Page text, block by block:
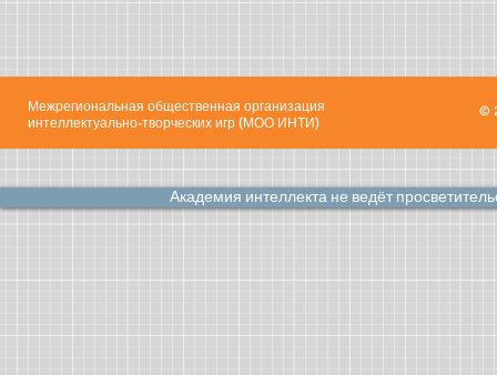
Межрегиональная общественная организация
интеллектуально-творческих игр (МОО ИНТИ)
©
Академия интеллекта не ведёт